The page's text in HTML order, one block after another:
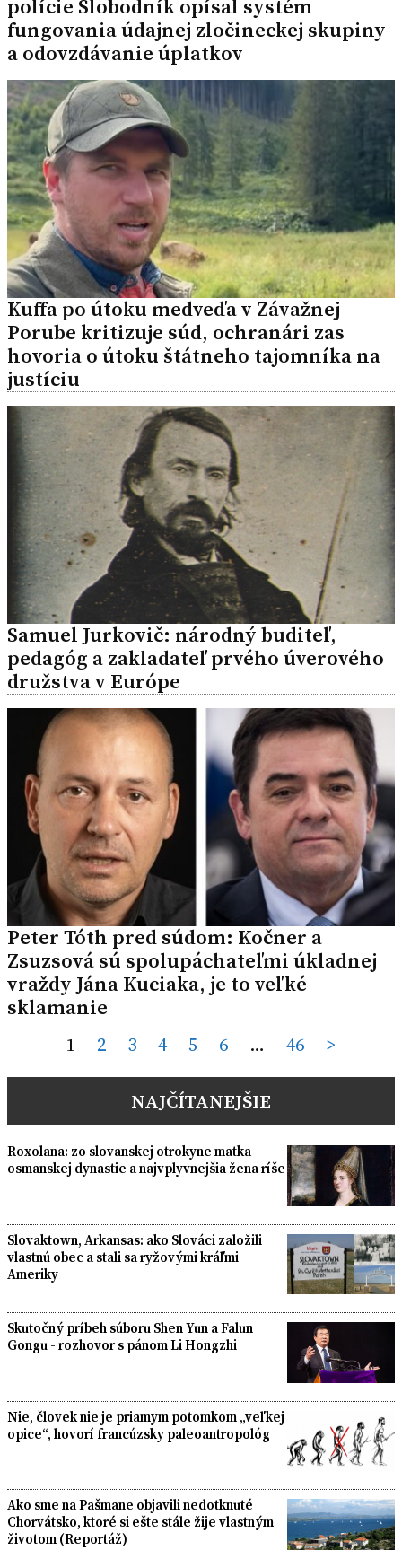
polície Slobodník opísal systém
fungovania údajnej zločineckej skupiny
a odovzdávanie úplatkov
Kuffa po útoku medveďa v Závažnej
Porube kritizuje súd, ochranári zas
hovoria o útoku štátneho tajomníka na
justíciu
Samuel Jurkovič: národný buditeľ,
pedagóg a zakladateľ prvého úverového
družstva v Európe
Peter Tóth pred súdom: Kočner a
Zsuzsová sú spolupáchateľmi úkladnej
vraždy Jána Kuciaka, je to veľké
sklamanie
pagination
1 2 3 4 5 6 … 46 >
NAJČÍTANEJŠIE
Roxolana: zo slovanskej otrokyne matka
osmanskej dynastie a najvplyvnejšia žena ríše
Slovaktown, Arkansas: ako Slováci založili
vlastnú obec a stali sa ryžovými kráľmi
Ameriky
Skutočný príbeh súboru Shen Yun a Falun
Gongu - rozhovor s pánom Li Hongzhi
Nie, človek nie je priamym potomkom „veľkej
opice“, hovorí francúzsky paleoantropológ
Ako sme na Pašmane objavili nedotknuté
Chorvátsko, ktoré si ešte stále žije vlastným
životom (Reportáž)